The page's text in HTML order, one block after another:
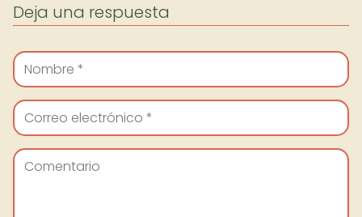
Deja una respuesta